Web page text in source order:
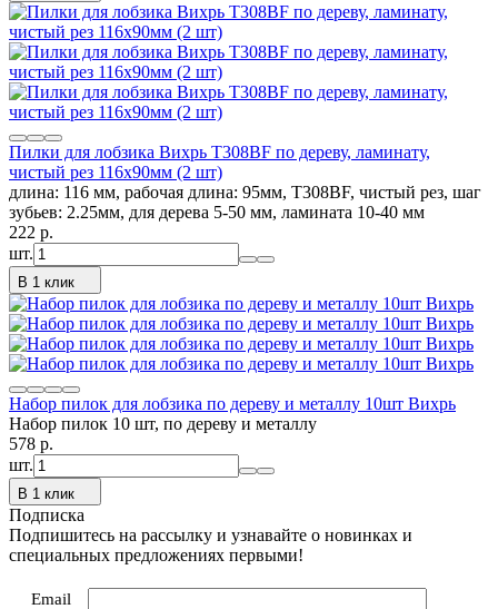
Пилки для лобзика Вихрь Т308ВF по дереву, ламинату,
чистый рез 116x90мм (2 шт)
длина: 116 мм, рабочая длина: 95мм, Т308ВF, чистый рез, шаг
зубьев: 2.25мм, для дерева 5-50 мм, ламината 10-40 мм
222 p.
шт.
В 1 клик
Набор пилок для лобзика по дереву и металлу 10шт Вихрь
Набор пилок 10 шт, по дереву и металлу
578 p.
шт.
В 1 клик
Подписка
Подпишитесь на рассылку и узнавайте о новинках и
специальных предложениях первыми!
Email